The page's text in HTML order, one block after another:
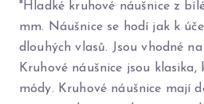
"Hladké kruhové náušnice z
mm. Náušnice se hodí jak k
dlouhých vlasů. Jsou vhodné
Kruhové náušnice jsou klasika,
módy. Kruhové náušnice mají